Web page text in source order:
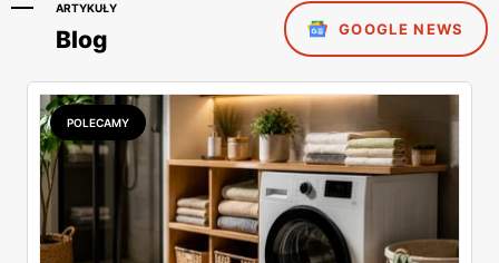
ARTYKUŁY
Blog GOOGLE NEWS
POLECAMY